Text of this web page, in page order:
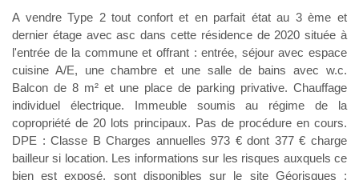
A vendre Type 2 tout confort et en parfait état au 3 ème et
dernier étage avec asc dans cette résidence de 2020 située à
l'entrée de la commune et offrant : entrée, séjour avec espace
cuisine A/E, une chambre et une salle de bains avec w.c.
Balcon de 8 m² et une place de parking privative. Chauffage
individuel électrique. Immeuble soumis au régime de la
copropriété de 20 lots principaux. Pas de procédure en cours.
DPE : Classe B Charges annuelles 973 € dont 377 € charge
bailleur si location. Les informations sur les risques auxquels ce
bien est exposé, sont disponibles sur le site Géorisques :